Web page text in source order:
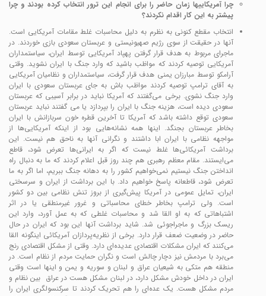
چرا آمریکاییها زمان حاضر را برای انجام این ترور انتخاب کرده بودند و چرا
پیشتر به این کار اقدام نکردند؟
انتخاب مقطع کنونی به نظرم به دلیل محاسبات غلط مقامات آمریکایی است.
آنها در حقیقت از سوی رژیم صهیونیستی و عربستان سعودی بازی خوردند. در
ماجرای مربوط به هدف قرار گرفتن پهپاد آمریکایی توسط ایران، سیاستمداران
آمریکایی توصیه کردند که مواظب باشید که وارد جنگ با ایران نشوید. وقتی
آرامکو توسط مبارزان یمنی هدف قرار گرفت، سیاستمداران و نظامیان آمریکایی
به آقای ترامپ توصیه کردند مواظب باش به جای عربستان سعودی با ایران
وارد جنگ نشوی. برخی می‌گفتند که آمریکا نباید در برابر آسیبی که عربستان
سعودی دیده است، هزینه جنگ با ایران را بپردازد یا می گفتند نباید عربستان
سعودی توقع داشته باشد که آمریکا تا آخرین قطره خون سربازانش با ایران
بخاطر عربستان بجنگد. اینها همه نشانه‌هایی بود از اینکه آمریکایی‌ها از
مواجهه نظامی با ایران ابا داشتند و نگرانی آنها به ناحق هم نیست. این
برداشت آمریکائی‌ها غلط نیست که اگر به ایرانی‌ها تعرض شود، قاطع
می‌ایستند. مقام معظم رهبری هم چند روز قبل اعلام کردند که ما به دنبال راه
انداختن جنگ نیستیم نمی‌خواهیم کشور را به دهانه جنگ ببریم، اما اگر به ما
تعرض شود، قاطعانه پاسخ خواهیم داد. با این برداشت از ایران و سرسختی
ایران، تمایل عمومی در آمریکا پیش‌گیری از بروز تنش نظامی بین دو کشور
است. ولی ترامپ بخاطر خطای محاسباتی و غرور غیرمنطقی یا در اثر
اشتباهاتی که به او القا شد و محاسبات غلطی که به عمل آورد، وارد این
ریسک بزرگ و ماجراجوئی شد. شاید برداشت آنها این بود که ایران در حال
حاضر در وضعیت ضعف قرار دارد. برخی از نظریه‌پردازان آمریکائی اینگونه القا
می‌کنند که ایران مشکلات اقتصادی عدیده‌ای دارد. وقتی از مشکل اقتصادی رنج
می‌برد با مردمش نیز دچار چالش است و نگران حمایت مردم از نظام است. در
منطقه هم متکی به شیعیان عراق و لبنان و سوریه و یمن و اینها است وقتی
ایران در داخل خودش مشکل دارد، در لبنان مشکل هست در عراق بین نظام و
مردم مشکل هست. یک عده‌ای را هم تحریک کردند تا سرکنسولگری ایران را